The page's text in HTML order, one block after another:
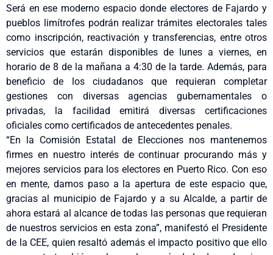
Será en ese moderno espacio donde electores de Fajardo y
pueblos limítrofes podrán realizar trámites electorales tales
como inscripción, reactivación y transferencias, entre otros
servicios que estarán disponibles de lunes a viernes, en
horario de 8 de la mañana a 4:30 de la tarde. Además, para
beneficio de los ciudadanos que requieran completar
gestiones con diversas agencias gubernamentales o
privadas, la facilidad emitirá diversas certificaciones
oficiales como certificados de antecedentes penales.
“En la Comisión Estatal de Elecciones nos mantenemos
firmes en nuestro interés de continuar procurando más y
mejores servicios para los electores en Puerto Rico. Con eso
en mente, damos paso a la apertura de este espacio que,
gracias al municipio de Fajardo y a su Alcalde, a partir de
ahora estará al alcance de todas las personas que requieran
de nuestros servicios en esta zona”, manifestó el Presidente
de la CEE, quien resaltó además el impacto positivo que ello